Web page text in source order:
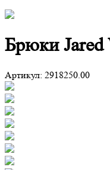
Брюки Jared
Артикул: 2918250.00